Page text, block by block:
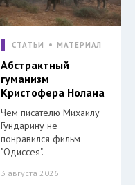
СТАТЬИ МАТЕРИАЛ
Абстрактный
гуманизм
Кристофера Нолана
Чем писателю Михаилу
Гундарину не
понравился фильм
"Одиссея".
3 августа 2026